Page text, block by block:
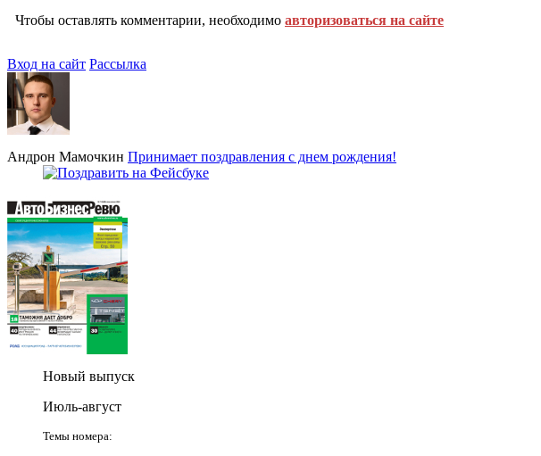
Чтобы оставлять комментарии, необходимо авторизоваться на сайте
Вход на сайт Рассылка
Андрон Мамочкин Принимает поздравления с днем рождения!
Новый выпуск
Июль-август
Темы номера: